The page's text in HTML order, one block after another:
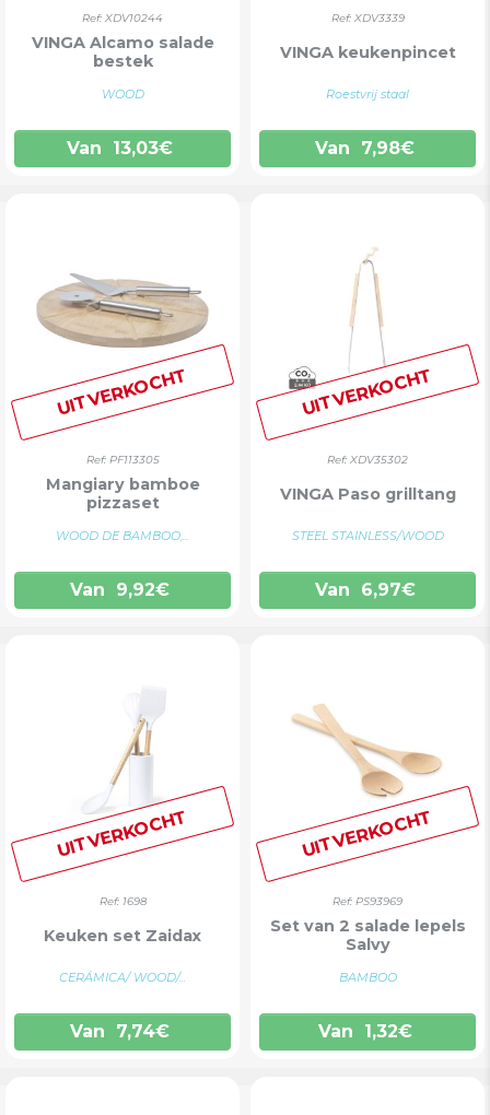
Ref: XDV10244
VINGA Alcamo salade
bestek
WOOD
Van 13,03€
Ref: XDV3339
VINGA keukenpincet
Roestvrij staal
Van 7,98€
UITVERKOCHT
Ref: PF113305
Mangiary bamboe
pizzaset
WOOD DE BAMBOO,...
Van 9,92€
UITVERKOCHT
Ref: XDV35302
VINGA Paso grilltang
STEEL STAINLESS/WOOD
Van 6,97€
UITVERKOCHT
Ref: 1698
Keuken set Zaidax
CERÁMICA/ WOOD/...
Van 7,74€
UITVERKOCHT
Ref: PS93969
Set van 2 salade lepels
Salvy
BAMBOO
Van 1,32€